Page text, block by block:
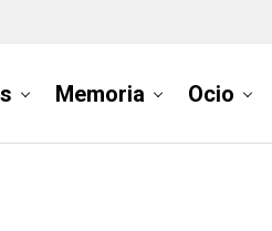
Memoria Ocio